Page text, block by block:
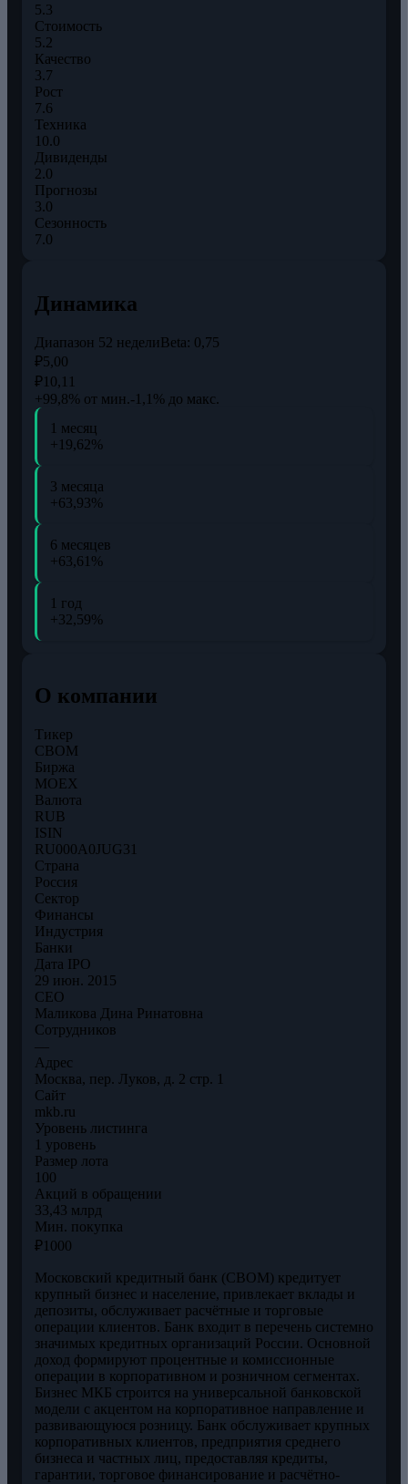
5.3
Стоимость
5.2
Качество
3.7
Рост
7.6
Техника
10.0
Дивиденды
2.0
Прогнозы
3.0
Сезонность
7.0
Динамика
Диапазон 52 неделиBeta: 0,75
₽5,00
₽10,11
+99,8% от мин.-1,1% до макс.
1 месяц
+19,62%
3 месяца
+63,93%
6 месяцев
+63,61%
1 год
+32,59%
О компании
Тикер
CBOM
Биржа
MOEX
Валюта
RUB
ISIN
RU000A0JUG31
Страна
Россия
Сектор
Финансы
Индустрия
Банки
Дата IPO
29 июн. 2015
CEO
Маликова Дина Ринатовна
Сотрудников
—
Адрес
Москва, пер. Луков, д. 2 стр. 1
Сайт
mkb.ru
Уровень листинга
1 уровень
Размер лота
100
Акций в обращении
33,43 млрд
Мин. покупка
₽1000
Московский кредитный банк (CBOM) кредитует
крупный бизнес и население, привлекает вклады и
депозиты, обслуживает расчётные и торговые
операции клиентов. Банк входит в перечень системно
значимых кредитных организаций России. Основной
доход формируют процентные и комиссионные
операции в корпоративном и розничном сегментах.
Бизнес МКБ строится на универсальной банковской
модели с акцентом на корпоративное направление и
развивающуюся розницу. Банк обслуживает крупных
корпоративных клиентов, предприятия среднего
бизнеса и частных лиц, предоставляя кредиты,
гарантии, торговое финансирование и расчётно-